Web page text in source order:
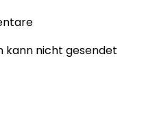
kann nicht gesendet